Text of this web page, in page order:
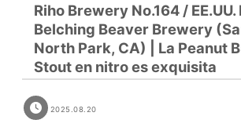
Riho Brewery No.164 /
Belching Beaver Brewery
North Park, CA) | La Peanut
Stout en nitro es exquisita
2025.08.20